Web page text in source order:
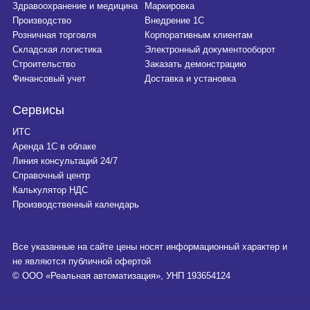
Здравоохранение и медицина
Производство
Розничная торговля
Складская логистика
Строительство
Финансовый учет
Маркировка
Внедрение 1С
Корпоративным клиентам
Электронный документооборот
Заказать демонстрацию
Доставка и установка
Сервисы
ИТС
Аренда 1С в облаке
Линия консультаций 24/7
Справочный центр
Калькулятор НДС
Производственный календарь
Все указанные на сайте цены носят информационный характер и
не являются публичной офертой
© ООО «Реальная автоматизация», УНП 193654124